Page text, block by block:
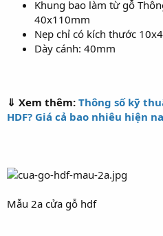
Khung bao làm từ gỗ
40x110mm
Nẹp chỉ có kích thước
Dày cánh: 40mm
⇓ Xem thêm: Thông số kỹ
HDF? Giá cả bao nhiêu hiện
Mẫu 2a cửa gỗ hdf